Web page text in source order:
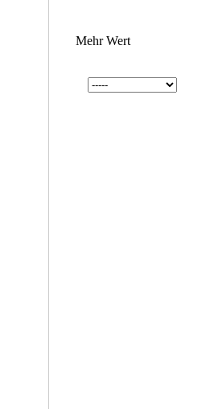
Mehr Wert